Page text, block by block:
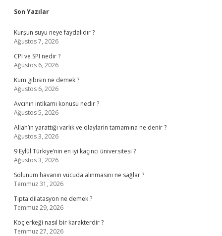
Sidebar
Son Yazılar
Kurşun suyu neye faydalıdır ?
Ağustos 7, 2026
CPI ve SPI nedir ?
Ağustos 6, 2026
Kum gibisin ne demek ?
Ağustos 6, 2026
Avcının intikamı konusu nedir ?
Ağustos 5, 2026
Allah’ın yarattığı varlık ve olaylarin tamamına ne denir ?
Ağustos 3, 2026
9 Eylül Türkiye’nin en iyi kaçıncı üniversitesi ?
Ağustos 3, 2026
Solunum havanın vücuda alınmasını ne sağlar ?
Temmuz 31, 2026
Tıpta dilatasyon ne demek ?
Temmuz 29, 2026
Koç erkeği nasıl bir karakterdir ?
Temmuz 27, 2026